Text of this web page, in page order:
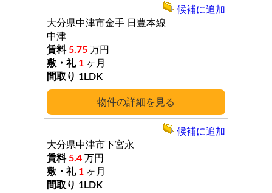
詳細
大分県中津市金手 日豊本線
中津
5.75 万円
1 ヶ月
1LDK
候補に追加
大分県中津市下宮永
5.4 万円
1 ヶ月
1LDK
候補に追加